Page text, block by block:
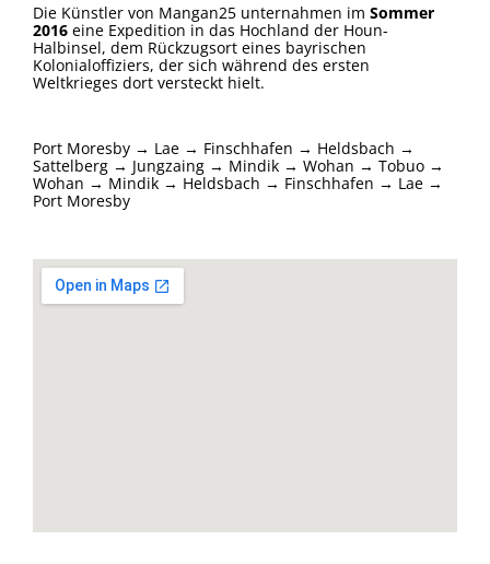
Die Künstler von Mangan25 unternahmen im Sommer
2016 eine Expedition in das Hochland der Houn-
Halbinsel, dem Rückzugsort eines bayrischen
Kolonialoffiziers, der sich während des ersten
Weltkrieges dort versteckt hielt.
Port Moresby → Lae → Finschhafen → Heldsbach →
Sattelberg → Jungzaing → Mindik → Wohan → Tobuo →
Wohan → Mindik → Heldsbach → Finschhafen → Lae →
Port Moresby